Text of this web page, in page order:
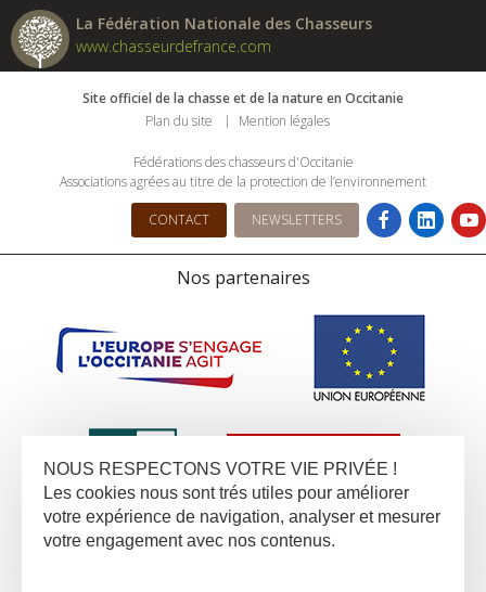
La Fédération Nationale des Chasseurs
www.chasseurdefrance.com
Site officiel de la chasse et de la nature en Occitanie
Plan du site
Mention légales
Fédérations des chasseurs d'Occitanie
Associations agrées au titre de la protection de l’environnement
CONTACT NEWSLETTERS
Nos partenaires
NOUS RESPECTONS VOTRE VIE PRIVÉE !
Les cookies nous sont trés utiles pour améliorer
votre expérience de navigation, analyser et mesurer
votre engagement avec nos contenus.